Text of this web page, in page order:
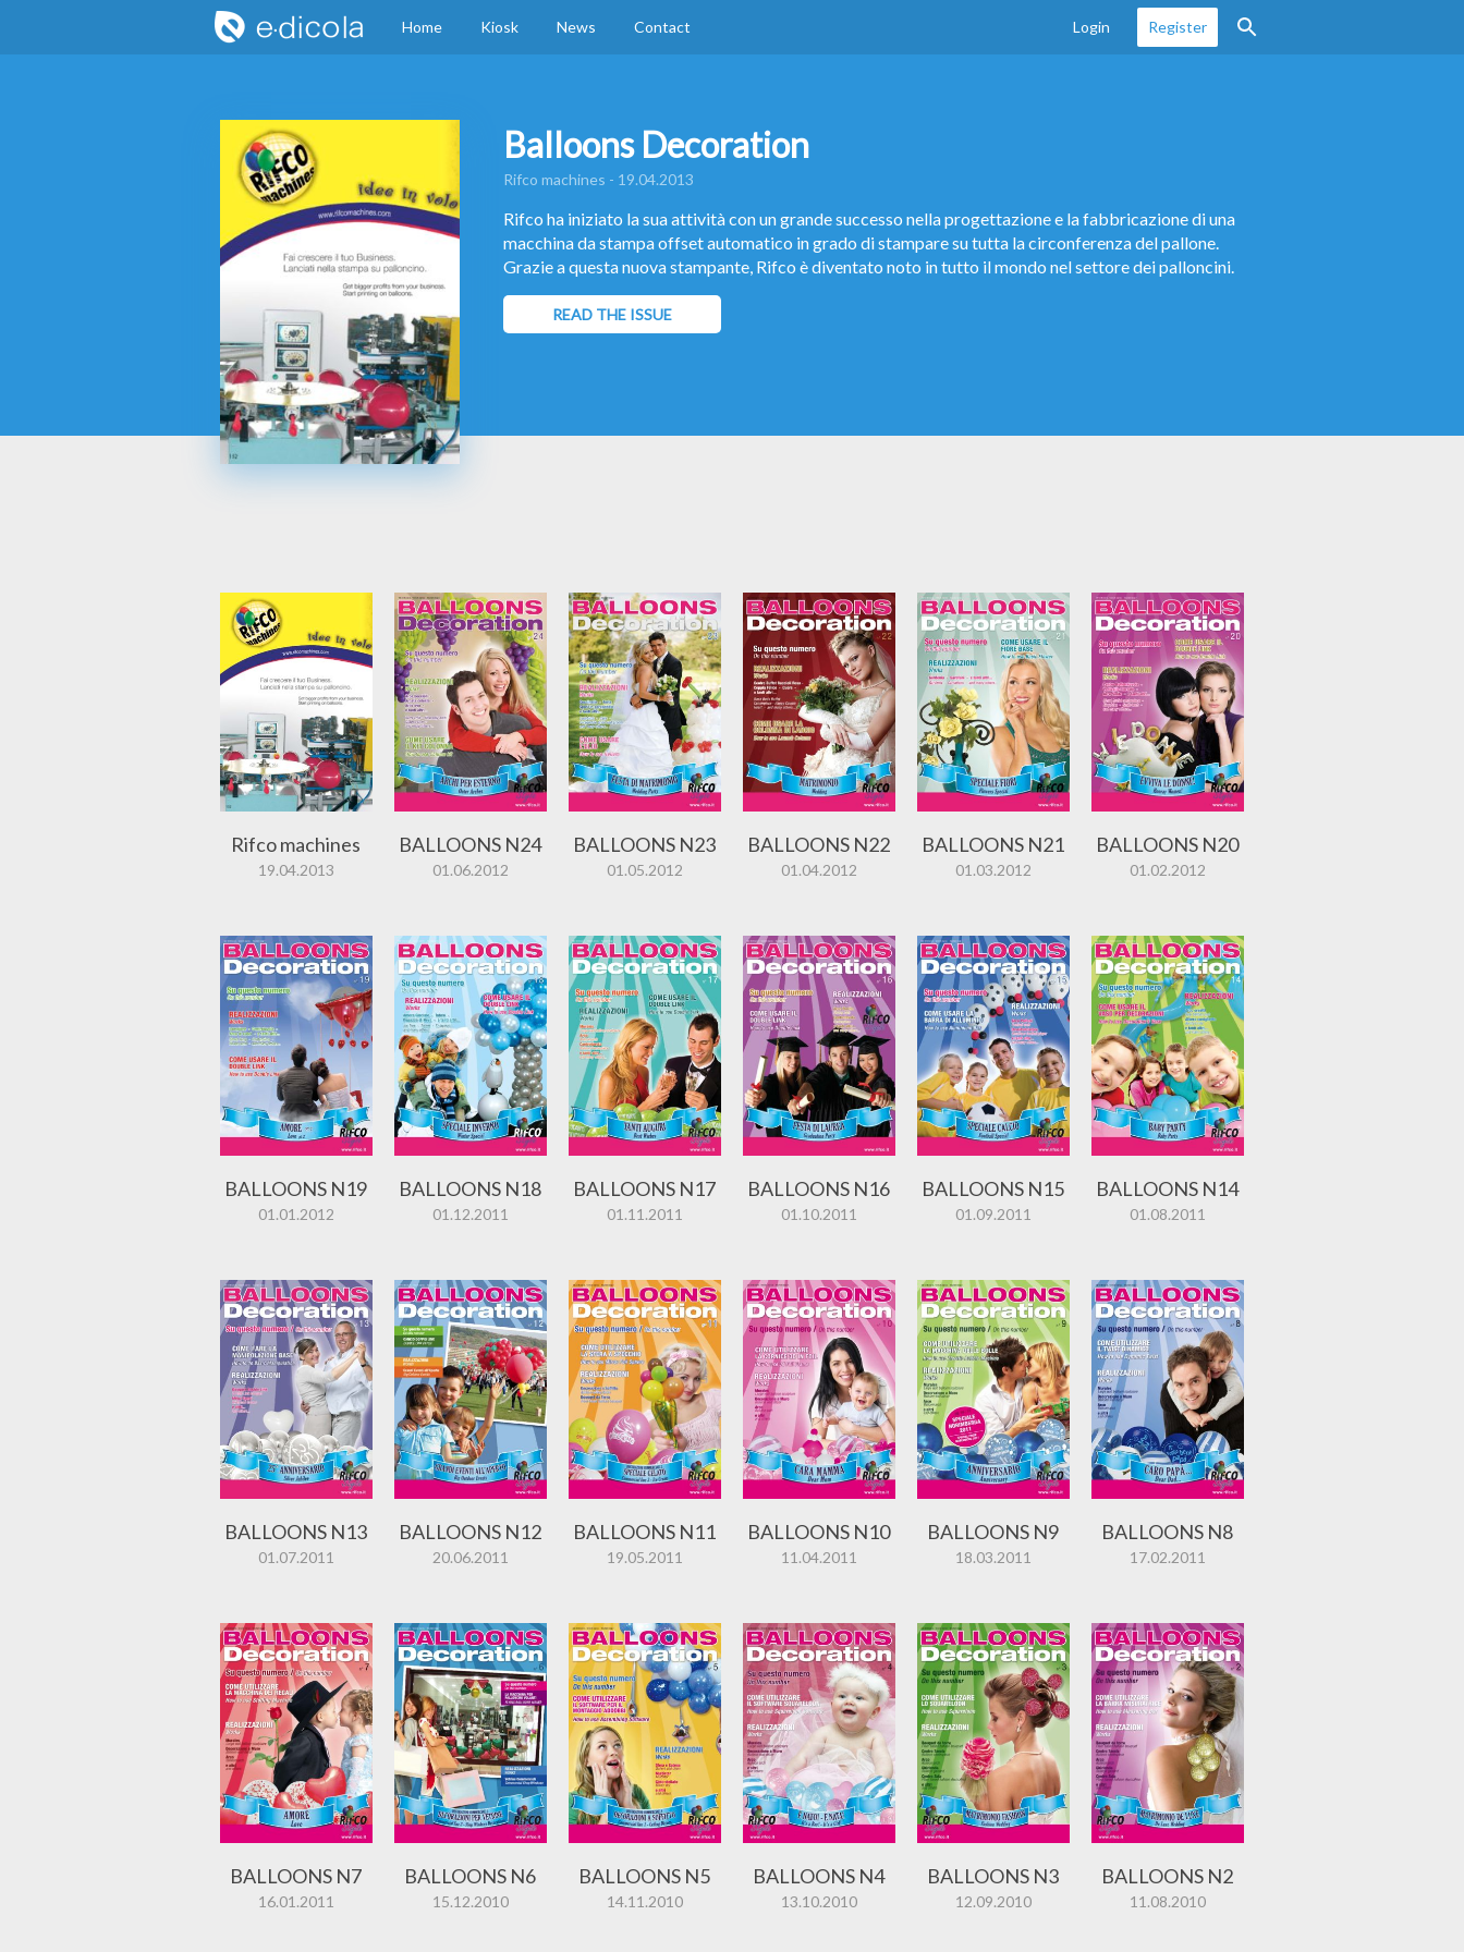
Home Kiosk News Contact Login Register
Balloons Decoration
Rifco machines - 19.04.2013
Rifco ha iniziato la sua attività con un grande successo nella progettazione e la fabbricazione di una
macchina da stampa offset automatico in grado di stampare su tutta la circonferenza del pallone.
Grazie a questa nuova stampante, Rifco è diventato noto in tutto il mondo nel settore dei palloncini.
READ THE ISSUE
Rifco machines
19.04.2013
BALLOONS N24
01.06.2012
BALLOONS N23
01.05.2012
BALLOONS N22
01.04.2012
BALLOONS N21
01.03.2012
BALLOONS N20
01.02.2012
BALLOONS N19
01.01.2012
BALLOONS N18
01.12.2011
BALLOONS N17
01.11.2011
BALLOONS N16
01.10.2011
BALLOONS N15
01.09.2011
BALLOONS N14
01.08.2011
BALLOONS N13
01.07.2011
BALLOONS N12
20.06.2011
BALLOONS N11
19.05.2011
BALLOONS N10
11.04.2011
BALLOONS N9
18.03.2011
BALLOONS N8
17.02.2011
BALLOONS N7
16.01.2011
BALLOONS N6
15.12.2010
BALLOONS N5
14.11.2010
BALLOONS N4
13.10.2010
BALLOONS N3
12.09.2010
BALLOONS N2
11.08.2010